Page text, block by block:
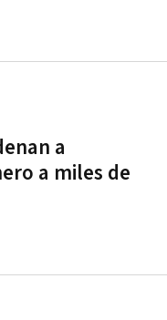
a
a miles de